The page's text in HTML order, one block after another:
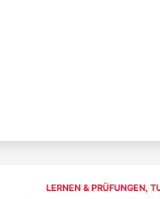
LERNEN & PRÜFUNGEN,